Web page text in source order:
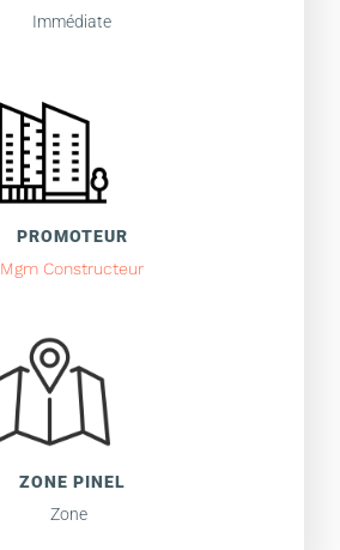
Immédiate
PROMOTEUR
Mgm Constructeur
ZONE PINEL
Zone